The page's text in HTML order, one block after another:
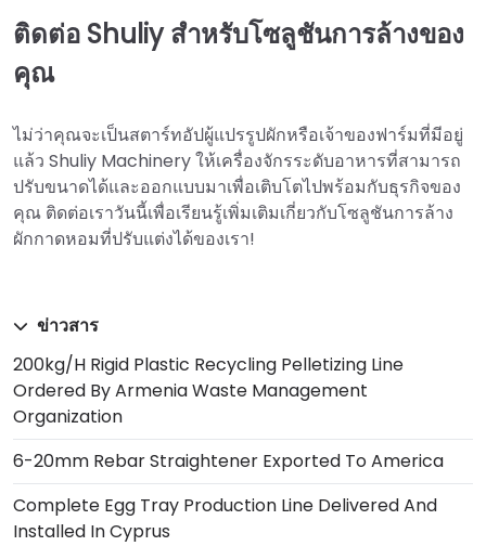
ติดต่อ Shuliy สำหรับโซลูชันการล้างของ
คุณ
ไม่ว่าคุณจะเป็นสตาร์ทอัปผู้แปรรูปผักหรือเจ้าของฟาร์มที่มีอยู่
แล้ว Shuliy Machinery ให้เครื่องจักรระดับอาหารที่สามารถ
ปรับขนาดได้และออกแบบมาเพื่อเติบโตไปพร้อมกับธุรกิจของ
คุณ ติดต่อเราวันนี้เพื่อเรียนรู้เพิ่มเติมเกี่ยวกับโซลูชันการล้าง
ผักกาดหอมที่ปรับแต่งได้ของเรา!
ข่าวสาร
200kg/h Rigid Plastic Recycling Pelletizing Line
Ordered By Armenia Waste Management
Organization
6-20mm Rebar Straightener Exported To America
Complete Egg Tray Production Line Delivered And
Installed In Cyprus